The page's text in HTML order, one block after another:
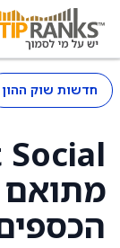
חדשות שוק ההון